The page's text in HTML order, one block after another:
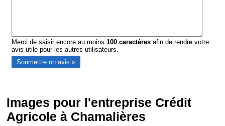
Merci de saisir encore au moins100 caractères afin de rendre votre
avis utile pour les autres utilisateurs.
Images pour l'entreprise Crédit
Agricole à Chamalières